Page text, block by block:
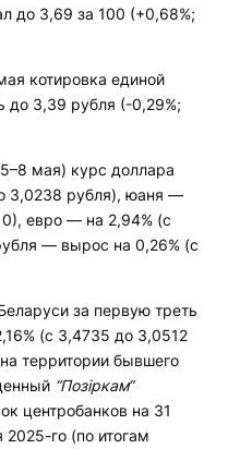
до 3,69 за 100 (+0,68%;
котировка единой
до 3,39 рубля (-0,29%;
мая) курс доллара
3,0238 рубля), юаня —
евро — на 2,94% (с
— вырос на 0,26% (с
за первую треть
(с 3,4735 до 3,0512
территории бывшего
“Позіркам“
центробанков на 31
го (по итогам